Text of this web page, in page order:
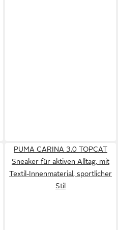
PUMA CARINA 3.0 TOPCAT
Sneaker für aktiven Alltag, mit
Textil-Innenmaterial, sportlicher
Stil